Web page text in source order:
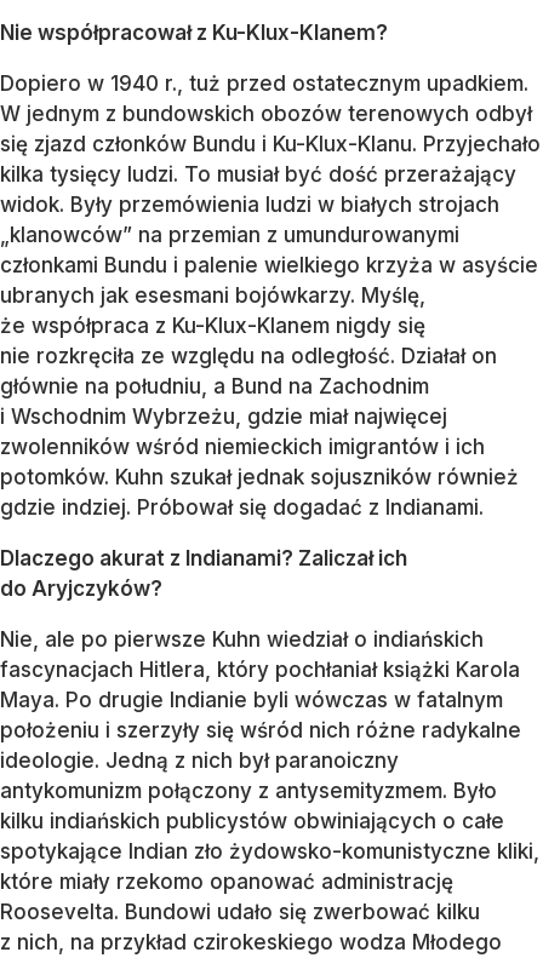
Nie współpracował z Ku-Klux-Klanem?
Dopiero w 1940 r., tuż przed ostatecznym upadkiem.
W jednym z bundowskich obozów terenowych odbył
się zjazd członków Bundu i Ku-Klux-Klanu. Przyjechało
kilka tysięcy ludzi. To musiał być dość przerażający
widok. Były przemówienia ludzi w białych strojach
„klanowców” na przemian z umundurowanymi
członkami Bundu i palenie wielkiego krzyża w asyście
ubranych jak esesmani bojówkarzy. Myślę,
że współpraca z Ku-Klux-Klanem nigdy się
nie rozkręciła ze względu na odległość. Działał on
głównie na południu, a Bund na Zachodnim
i Wschodnim Wybrzeżu, gdzie miał najwięcej
zwolenników wśród niemieckich imigrantów i ich
potomków. Kuhn szukał jednak sojuszników również
gdzie indziej. Próbował się dogadać z Indianami.
Dlaczego akurat z Indianami? Zaliczał ich
do Aryjczyków?
Nie, ale po pierwsze Kuhn wiedział o indiańskich
fascynacjach Hitlera, który pochłaniał książki Karola
Maya. Po drugie Indianie byli wówczas w fatalnym
położeniu i szerzyły się wśród nich różne radykalne
ideologie. Jedną z nich był paranoiczny
antykomunizm połączony z antysemityzmem. Było
kilku indiańskich publicystów obwiniających o całe
spotykające Indian zło żydowsko-komunistyczne kliki,
które miały rzekomo opanować administrację
Roosevelta. Bundowi udało się zwerbować kilku
z nich, na przykład czirokeskiego wodza Młodego